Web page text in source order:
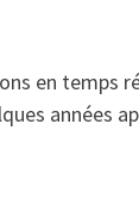
en temps
années